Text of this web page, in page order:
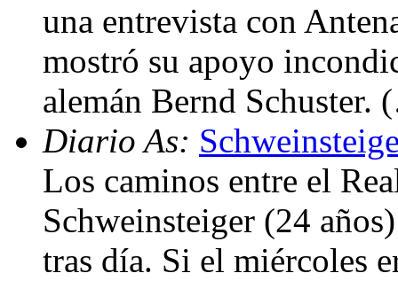
una entrevista con
mostró su apoyo
alemán Bernd
Diario As:
Los caminos entre el
Schweinsteiger (24
tras día. Si el miércoles